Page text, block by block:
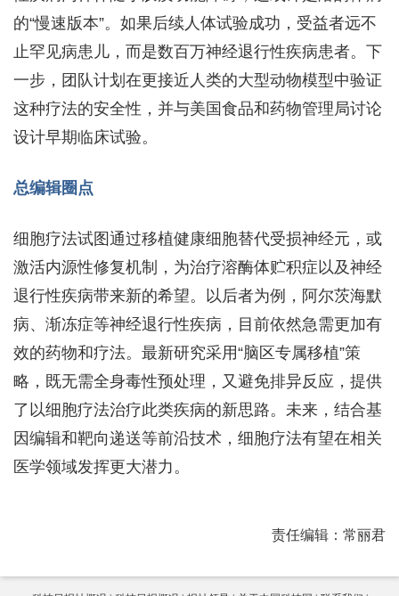
的“慢速版本”。如果后续人体试验成功，受益者远不
止罕见病患儿，而是数百万神经退行性疾病患者。下
一步，团队计划在更接近人类的大型动物模型中验证
这种疗法的安全性，并与美国食品和药物管理局讨论
设计早期临床试验。
总编辑圈点
细胞疗法试图通过移植健康细胞替代受损神经元，或
激活内源性修复机制，为治疗溶酶体贮积症以及神经
退行性疾病带来新的希望。以后者为例，阿尔茨海默
病、渐冻症等神经退行性疾病，目前依然急需更加有
效的药物和疗法。最新研究采用“脑区专属移植”策
略，既无需全身毒性预处理，又避免排异反应，提供
了以细胞疗法治疗此类疾病的新思路。未来，结合基
因编辑和靶向递送等前沿技术，细胞疗法有望在相关
医学领域发挥更大潜力。
责任编辑：常丽君